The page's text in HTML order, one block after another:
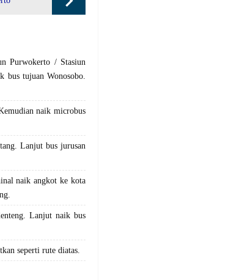
Purwokerto / Stasiun
bus tujuan Wonosobo.
naik microbus
Lanjut bus jurusan
naik angkot ke kota
Lanjut naik bus
seperti rute diatas.